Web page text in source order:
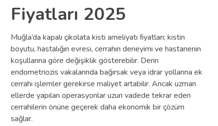
Fiyatları 2025
Muğla’da kapalı çikolata kisti ameliyatı fiyatları; kistin
boyutu, hastalığın evresi, cerrahın deneyimi ve hastanenin
koşullarına göre değişiklik gösterebilir. Derin
endometriozis vakalarında bağırsak veya idrar yollarına ek
cerrahi işlemler gerekirse maliyet artabilir. Ancak uzman
ellerde yapılan operasyonlar uzun vadede tekrar eden
cerrahilerin önüne geçerek daha ekonomik bir çözüm
sağlar.